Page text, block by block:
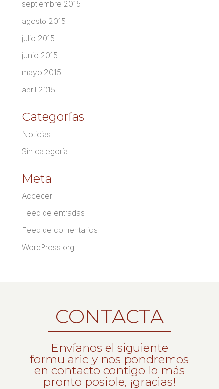
septiembre 2015
agosto 2015
julio 2015
junio 2015
mayo 2015
abril 2015
Categorías
Noticias
Sin categoría
Meta
Acceder
Feed de entradas
Feed de comentarios
WordPress.org
CONTACTA
Envíanos el siguiente
formulario y nos pondremos
en contacto contigo lo más
pronto posible, ¡gracias!